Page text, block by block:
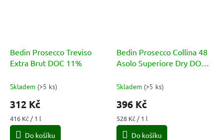
Bedin Prosecco Treviso
Extra Brut DOC 11%
Skladem (>5 ks)
312 Kč
Měrná
cena:
416 Kč / 1 l
Do košíku
Bedin Prosecco Collina 48
Asolo Superiore Dry DOCG
Skladem (>5 ks)
396 Kč
Měrná
cena:
528 Kč / 1 l
Do košíku